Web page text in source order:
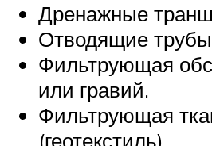
Дренажные
Отводящие
Фильтрующая
или гравий.
Фильтрующая
(геотекстиль).